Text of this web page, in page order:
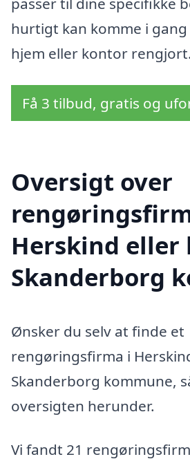
hurtigt kan komme i
hjem eller kontor rengjort.
Få 3 tilbud, gratis og
Oversigt over
Herskind eller
Skanderborg
Ønsker du selv at finde et
rengøringsfirma i
Skanderborg kommune,
oversigten herunder.
Vi fandt 21